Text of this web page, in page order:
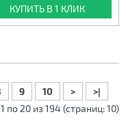
КУПИТЬ В 1 КЛИК
9 10 >
>|
по 20 из 194 (страниц: 10)